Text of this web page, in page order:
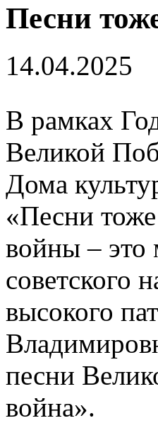
Песни
14.04.2025
В рамках
Великой
Дома
«Песни
войны – это
советского
высокого
песни
война».